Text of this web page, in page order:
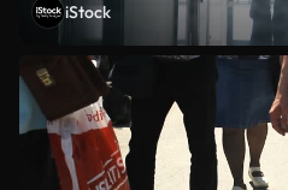
iStock